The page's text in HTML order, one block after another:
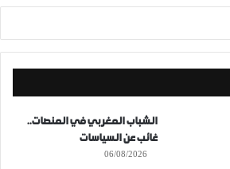
الشباب المغربي في المنصات..
غائب عن السياسات
06/08/2026